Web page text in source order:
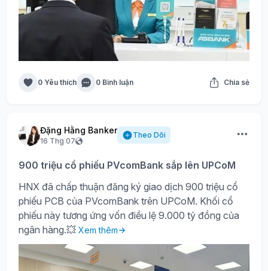
0 Yêu thích 0 Bình luận Chia sẻ
Đặng Hằng Banker
16 Thg 07
Theo Dõi
900 triệu cổ phiếu PVcomBank sắp lên UPCoM
HNX đã chấp thuận đăng ký giao dịch 900 triệu cổ
phiếu PCB của PVcomBank trên UPCoM. Khối cổ
phiếu này tương ứng vốn điều lệ 9.000 tỷ đồng của
ngân hàng.💥 Xem thêm